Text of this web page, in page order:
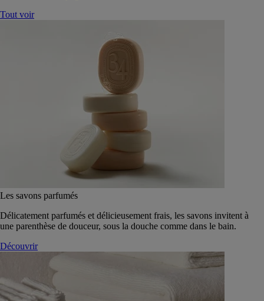
Tout voir
Les savons parfumés
Délicatement parfumés et délicieusement frais, les savons invitent à
une parenthèse de douceur, sous la douche comme dans le bain.
Découvrir